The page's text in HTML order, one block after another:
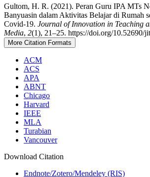
Gultom, H. R. (2021). Peran Guru IPA MTs
Banyuasin dalam Aktivitas Belajar di Rumah
Covid-19. Journal of Innovation in Teaching
Media, 2(1), 21–25. https://doi.org/10.52690/
More Citation Formats
ACM
ACS
APA
ABNT
Chicago
Harvard
IEEE
MLA
Turabian
Vancouver
Download Citation
Endnote/Zotero/Mendeley (RIS)